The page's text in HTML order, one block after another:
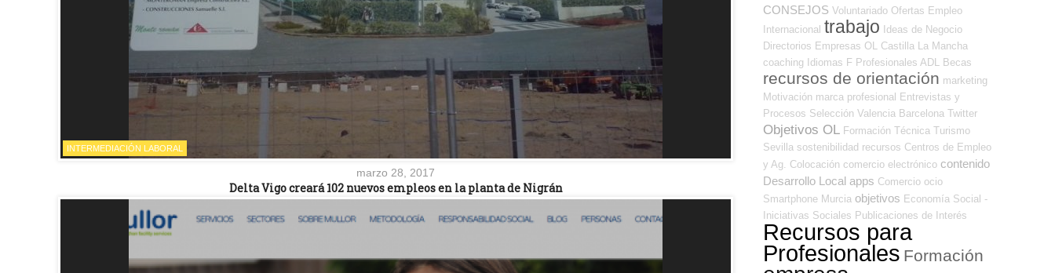
INTERMEDIACIÓN LABORAL
marzo 28, 2017
Delta Vigo creará 102 nuevos empleos en la planta de Nigrán
CONSEJOS Voluntariado Ofertas Empleo
Internacional trabajo
Ideas de Negocio
Directorios Empresas OL
Castilla La Mancha
coaching
Idiomas F Profesionales ADL Becas
recursos de orientación marketing
Motivación marca profesional
Entrevistas y
Procesos Selección Valencia Barcelona Twitter
Objetivos OL Formación Técnica Turismo
Sevilla sostenibilidad recursos Centros de Empleo
y Ag. Colocación comercio electrónico contenido
Desarrollo Local apps Comercio ocio
Smartphone Murcia objetivos Economía Social -
Iniciativas Sociales Publicaciones de Interés
Recursos para
Profesionales Formación